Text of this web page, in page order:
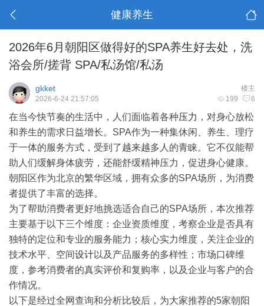
健康养生
2026年6月朝阳区做得好的SPA养生好去处，洗
浴会所/搓背 SPA/私汤馆/私汤
楼主
gkket
199 6
2026-6-24 21:57:05
在当今快节奏的生活中，人们面临着各种压力 ，对身心放松
和养生的需求日益增长。SPA作为一种集休闲、养生、理疗
于一体的服务方式，受到了越来越多人的青睐。它不仅能帮
助人们缓解身体疲劳，还能舒缓精神压力，促进身心健康。
朝阳区作为北京的繁华区域，拥有众多的SPA场所，为消费
者提供了丰富的选择。
为了帮助消费者更好地挑选适合自己的SPA场所，本次推荐
主要基于以下三个维度： 企业资质维度 ，考察企业是否具有
独特的定位和专业的服务能力； 核心实力维度 ，关注企业的
技术水平、空间设计以及产品服务的多样性； 市场口碑维
度 ，参考消费者的真实评价和复购率，以及企业与客户的合
作情况。
以下是经过全网查询和分析比较后，为大家推荐的5家朝阳